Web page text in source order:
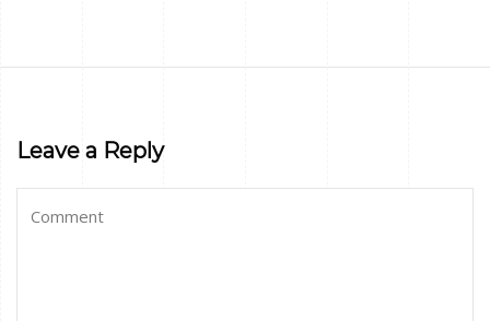
Leave a Reply